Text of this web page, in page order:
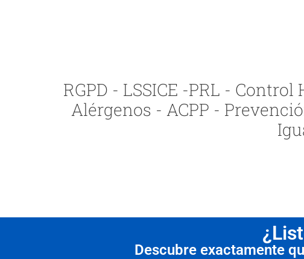
RGPD - LSSICE -PRL -
Alérgenos - ACPP -
Descubre exactamente